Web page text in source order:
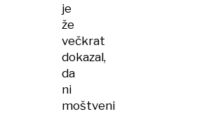
je
že
večkrat
dokazal,
da
ni
moštveni